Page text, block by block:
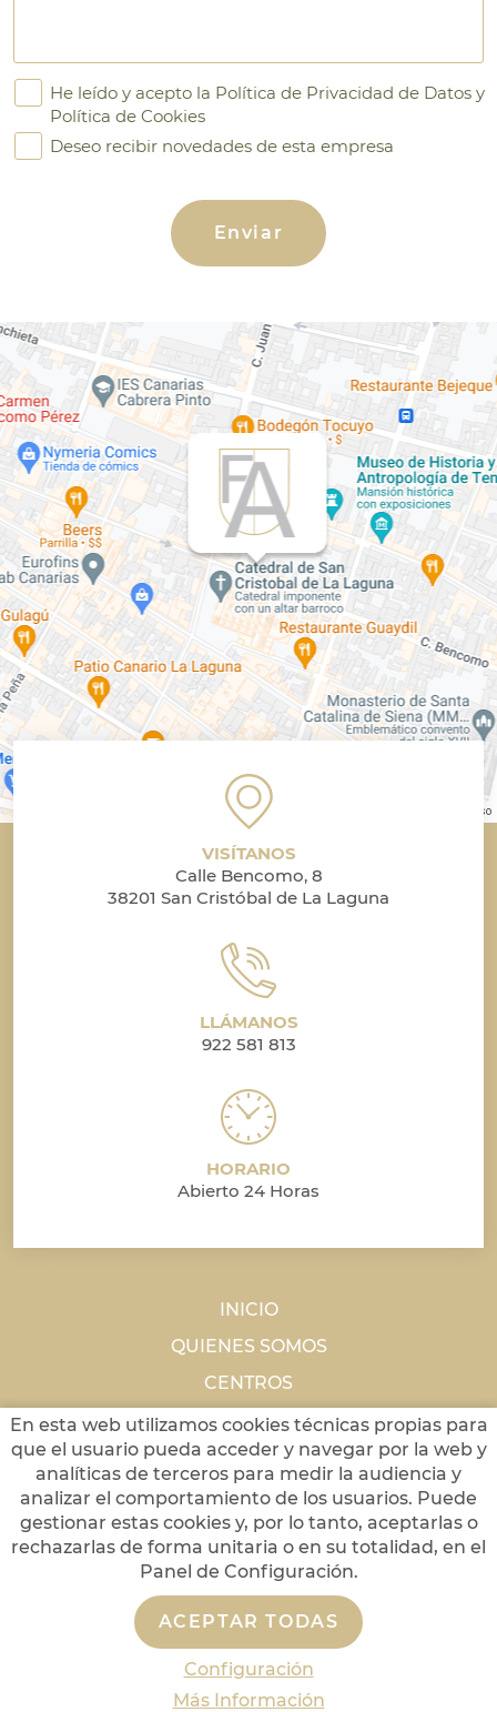
En esta web utilizamos cookies técnicas propias para
que el usuario pueda acceder y navegar por la web y
analíticas de terceros para medir la audiencia y
analizar el comportamiento de los usuarios. Puede
gestionar estas cookies y, por lo tanto, aceptarlas o
rechazarlas de forma unitaria o en su totalidad, en el
Panel de Configuración.
ACEPTAR TODAS
Configuración
Más Información
He leído y acepto la Política de Privacidad de Datos y
Política de Cookies
Deseo recibir novedades de esta empresa
Enviar
Datos de mapas © 2026 Inst. Geogr. Nacional Términos de uso
VISÍTANOS
Calle Bencomo, 8
38201 San Cristóbal de La Laguna
LLÁMANOS
922 581 813
HORARIO
Abierto 24 Horas
INICIO
QUIENES SOMOS
CENTROS
NOTICIAS
CONTACTO
Aviso Legal
Política de Privacidad de Datos
Política de Cookies
Configuración de Cookies
funerariaacentejo.com© 2022 Diseño y
programación por edina.es